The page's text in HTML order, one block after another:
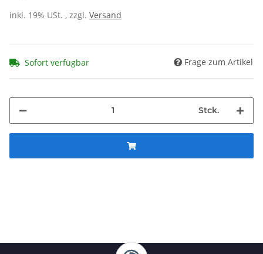
inkl. 19% USt. , zzgl. Versand
Sofort verfügbar Frage zum Artikel
Stck.